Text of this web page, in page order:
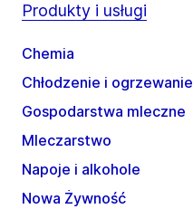
Produkty i usługi
Chemia
Chłodzenie i ogrzewanie
Gospodarstwa mleczne
Mleczarstwo
Napoje i alkohole
Nowa Żywność